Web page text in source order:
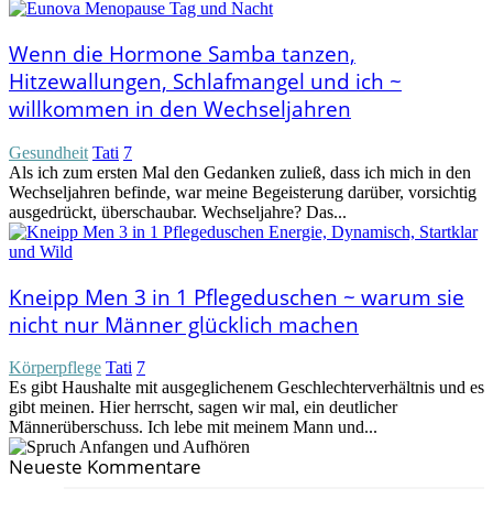
Wenn die Hormone Samba tanzen,
Hitzewallungen, Schlafmangel und ich ~
willkommen in den Wechseljahren
Gesundheit Tati 7
Als ich zum ersten Mal den Gedanken zuließ, dass ich mich in den
Wechseljahren befinde, war meine Begeisterung darüber, vorsichtig
ausgedrückt, überschaubar. Wechseljahre? Das...
Kneipp Men 3 in 1 Pflegeduschen ~ warum sie
nicht nur Männer glücklich machen
Körperpflege Tati 7
Es gibt Haushalte mit ausgeglichenem Geschlechterverhältnis und es
gibt meinen. Hier herrscht, sagen wir mal, ein deutlicher
Männerüberschuss. Ich lebe mit meinem Mann und...
Neueste Kommentare